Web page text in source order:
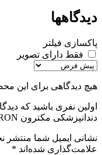
دیدگاهها
پاکسازی فیلتر
فقط دارای تصویر
هیچ دیدگاهی برای این
اولین نفری باشید که
دندانپزشکی مکترون MECTRON مدل WHITE”
نشانی ایمیل شما منتشر
علامت‌گذاری شده‌اند *